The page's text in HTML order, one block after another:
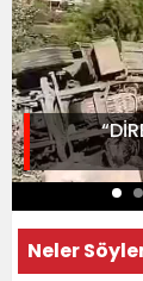
Neler